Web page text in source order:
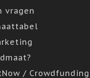
vragen
/ Crowdfunding